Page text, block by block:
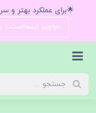
🌟برای عملکرد بهتر و
حراجیا اینجاست؟